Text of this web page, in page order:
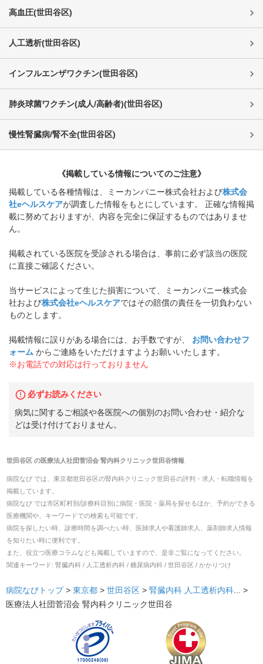
高血圧(世田谷区)
人工透析(世田谷区)
インフルエンザワクチン(世田谷区)
肺炎球菌ワクチン(成人/高齢者)(世田谷区)
慢性腎臓病/腎不全(世田谷区)
《掲載している情報についてのご注意》
掲載している各種情報は、ミーカンパニー株式会社および株式会
社eヘルスケアが調査した情報をもとにしています。 正確な情報掲
載に努めておりますが、内容を完全に保証するものではありませ
ん。
掲載されている医院を受診される場合は、事前に必ず該当の医院
に直接ご確認ください。
当サービスによって生じた損害について、ミーカンパニー株式会
社および株式会社eヘルスケアではその賠償の責任を一切負わない
ものとします。
掲載情報に誤りがある場合には、お手数ですが、
お問い合わせフ
ォーム からご連絡をいただけますようお願いいたします。
※お電話での対応は行っておりません
必ずお読みください
病気に関するご相談や各医院への個別のお問い合わせ・紹介な
どは受け付けておりません。
世田谷区の医療法人社団菅沼会 腎内科クリニック世田谷情報
病院なび では、 東京都世田谷区の腎内科クリニック世田谷の評判・求人・転職情報を
掲載しています。
病院なび では市区町村別/診療科目別に病院・医院・薬局を探せるほか、予約ができる
医療機関や、キーワードでの検索も可能です。
病院を探したい時、診療時間を調べたい時、医師求人や看護師求人、薬剤師求人情報
を知りたい時に便利です。
また、役立つ医療コラムなども掲載していますので、是非ご覧になってください。
関連キーワード: 腎臓内科 / 人工透析内科 / 糖尿病内科 / 世田谷区 / かかりつけ
病院なびトップ > 東京都 > 世田谷区 > 腎臓内科 人工透析内科... >
医療法人社団菅沼会 腎内科クリニック世田谷